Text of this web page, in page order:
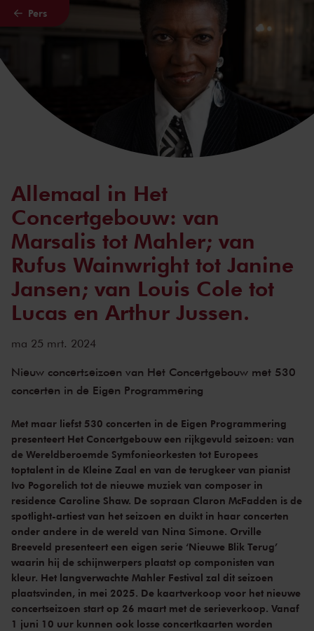
Naar hoofdcontent
Pers
Allemaal in Het
Concertgebouw: van
Marsalis tot Mahler; van
Rufus Wainwright tot Janine
Jansen; van Louis Cole tot
Lucas en Arthur Jussen.
ma 25 mrt. 2024
Nieuw concertseizoen van Het Concertgebouw met 530
concerten in de Eigen Programmering
Met maar liefst 530 concerten in de Eigen Programmering
presenteert Het Concertgebouw een rijkgevuld seizoen: van
de Wereldberoemde Symfonieorkesten tot Europees
toptalent in de Kleine Zaal en van de terugkeer van pianist
Ivo Pogorelich tot de nieuwe muziek van composer in
residence Caroline Shaw. De sopraan Claron McFadden is de
spotlight-artiest van het seizoen en duikt in haar concerten
onder andere in de wereld van Nina Simone. Orville
Breeveld presenteert een eigen serie ‘Nieuwe Blik Terug’
waarin hij de schijnwerpers plaatst op componisten van
kleur. Het langverwachte Mahler Festival zal dit seizoen
plaatsvinden, in mei 2025. De kaartverkoop voor het nieuwe
concertseizoen start op 26 maart met de serieverkoop. Vanaf
1 juni 10 uur kunnen ook losse concertkaarten worden